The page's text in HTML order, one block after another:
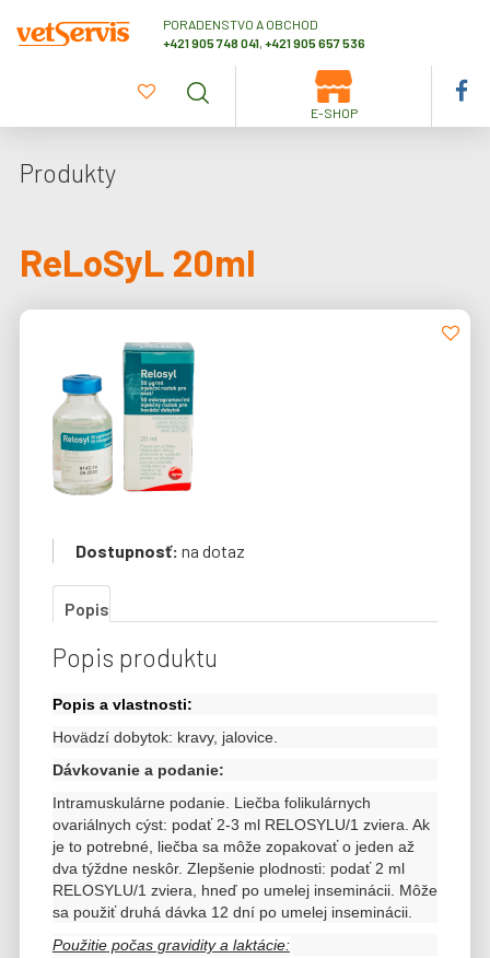
PORADENSTVO A OBCHOD
+421 905 748 041,+421 905 657 536
E-SHOP
Produkty
ReLoSyL 20ml
Dostupnosť: na dotaz
Popis
Popis produktu
Popis a vlastnosti:
Hovädzí dobytok: kravy, jalovice.
Dávkovanie a podanie:
Intramuskulárne podanie. Liečba folikulárnych
ovariálnych cýst: podať 2-3 ml RELOSYLU/1 zviera. Ak
je to potrebné, liečba sa môže zopakovať o jeden až
dva týždne neskôr. Zlepšenie plodnosti: podať 2 ml
RELOSYLU/1 zviera, hneď po umelej inseminácii. Môže
sa použiť druhá dávka 12 dní po umelej inseminácii.
Použitie počas gravidity a laktácie: